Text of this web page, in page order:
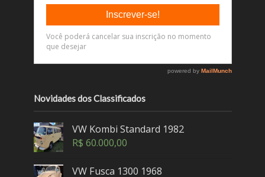
Novidades dos Classificados
VW Kombi Standard 1982
R$ 60.000,00
VW Fusca 1300 1968